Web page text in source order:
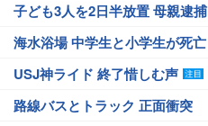
子ども3人を2日半放置 母親逮捕
海水浴場 中学生と小学生が死亡
USJ神ライド 終了惜しむ声
路線バスとトラック 正面衝突